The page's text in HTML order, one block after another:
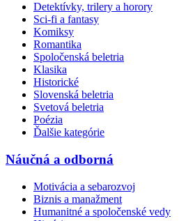
Detektívky, trilery a horory
Sci-fi a fantasy
Komiksy
Romantika
Spoločenská beletria
Klasika
Historické
Slovenská beletria
Svetová beletria
Poézia
Ďalšie kategórie
Náučná a odborná
Motivácia a sebarozvoj
Biznis a manažment
Humanitné a spoločenské vedy